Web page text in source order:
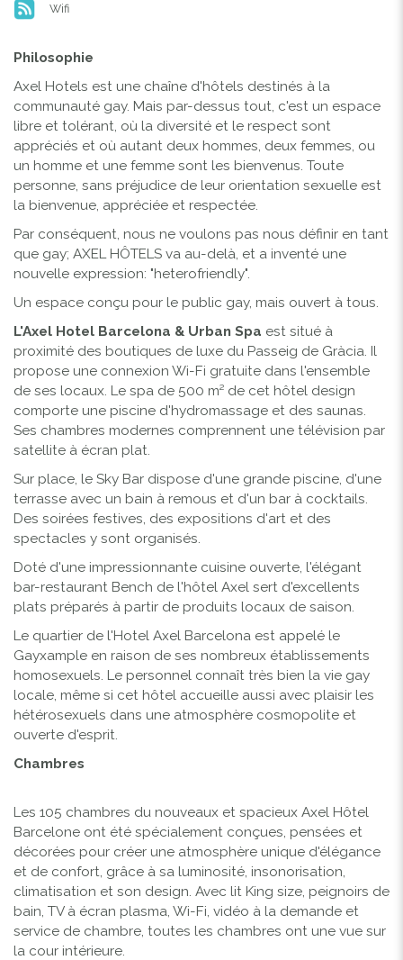
Wifi
Philosophie
Axel Hotels est une chaîne d'hôtels destinés à la
communauté gay. Mais par-dessus tout, c'est un espace
libre et tolérant, où la diversité et le respect sont
appréciés et où autant deux hommes, deux femmes, ou
un homme et une femme sont les bienvenus. Toute
personne, sans préjudice de leur orientation sexuelle est
la bienvenue, appréciée et respectée.
Par conséquent, nous ne voulons pas nous définir en tant
que gay; AXEL HÔTELS va au-delà, et a inventé une
nouvelle expression: "heterofriendly".
Un espace conçu pour le public gay, mais ouvert à tous.
L'Axel Hotel Barcelona & Urban Spa est situé à
proximité des boutiques de luxe du Passeig de Gràcia. Il
propose une connexion Wi-Fi gratuite dans l'ensemble
de ses locaux. Le spa de 500 m² de cet hôtel design
comporte une piscine d'hydromassage et des saunas.
Ses chambres modernes comprennent une télévision par
satellite à écran plat.
Sur place, le Sky Bar dispose d'une grande piscine, d'une
terrasse avec un bain à remous et d'un bar à cocktails.
Des soirées festives, des expositions d'art et des
spectacles y sont organisés.
Doté d'une impressionnante cuisine ouverte, l'élégant
bar-restaurant Bench de l'hôtel Axel sert d'excellents
plats préparés à partir de produits locaux de saison.
Le quartier de l'Hotel Axel Barcelona est appelé le
Gayxample en raison de ses nombreux établissements
homosexuels. Le personnel connaît très bien la vie gay
locale, même si cet hôtel accueille aussi avec plaisir les
hétérosexuels dans une atmosphère cosmopolite et
ouverte d'esprit.
Chambres
Les 105 chambres du nouveaux et spacieux Axel Hôtel
Barcelone ont été spécialement conçues, pensées et
décorées pour créer une atmosphère unique d'élégance
et de confort, grâce à sa luminosité, insonorisation,
climatisation et son design. Avec lit King size, peignoirs de
bain, TV à écran plasma, Wi-Fi, vidéo à la demande et
service de chambre, toutes les chambres ont une vue sur
la cour intérieure.